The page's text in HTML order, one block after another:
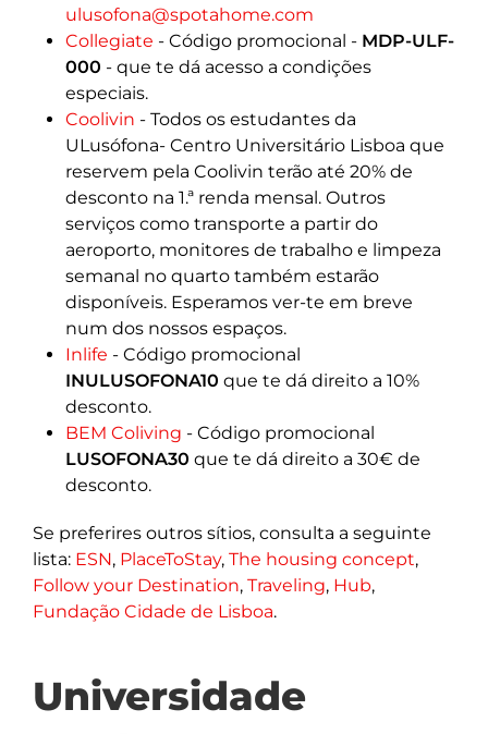
ulusofona@spotahome.com
Collegiate - Código promocional - MDP-ULF-
000 - que te dá acesso a condições
especiais.
Coolivin - Todos os estudantes da
ULusófona- Centro Universitário Lisboa que
reservem pela Coolivin terão até 20% de
desconto na 1.ª renda mensal. Outros
serviços como transporte a partir do
aeroporto, monitores de trabalho e limpeza
semanal no quarto também estarão
disponíveis. Esperamos ver-te em breve
num dos nossos espaços.
Inlife - Código promocional
INULUSOFONA10 que te dá direito a 10%
desconto.
BEM Coliving - Código promocional
LUSOFONA30 que te dá direito a 30€ de
desconto.
Se preferires outros sítios, consulta a seguinte
lista: ESN, PlaceToStay, The housing concept,
Follow your Destination, Traveling, Hub,
Fundação Cidade de Lisboa.
Universidade